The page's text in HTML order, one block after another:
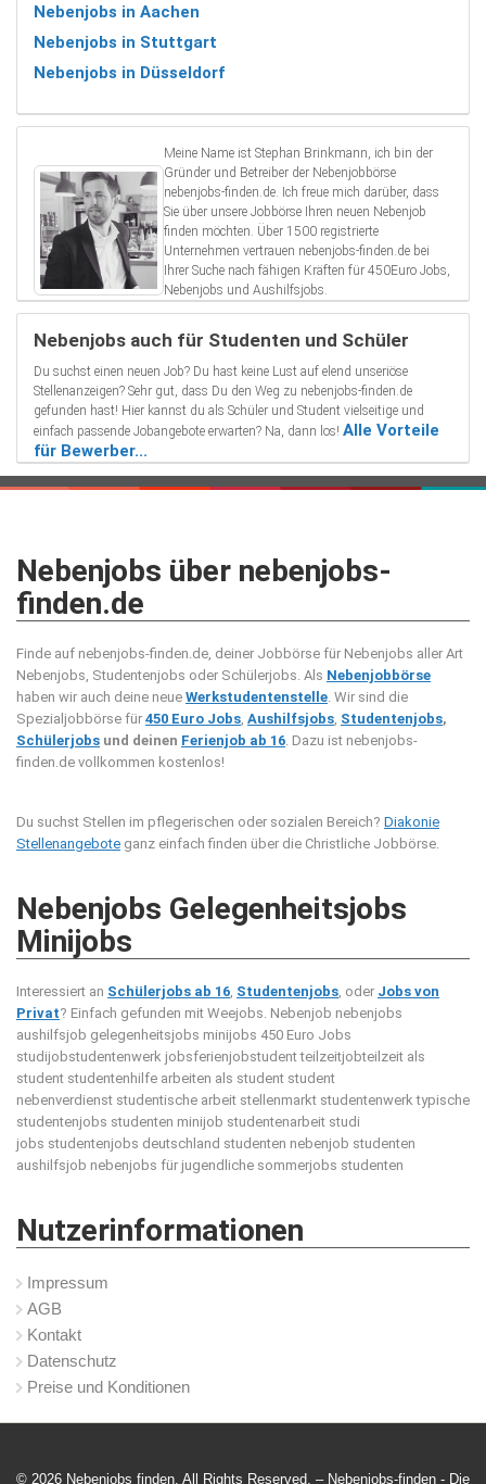
Nebenjobs in Aachen
Nebenjobs in Stuttgart
Nebenjobs in Düsseldorf
Meine Name ist Stephan Brinkmann, ich bin der
Gründer und Betreiber der Nebenjobbörse
nebenjobs-finden.de. Ich freue mich darüber, dass
Sie über unsere Jobbörse Ihren neuen Nebenjob
finden möchten. Über 1500 registrierte
Unternehmen vertrauen nebenjobs-finden.de bei
Ihrer Suche nach fähigen Kräften für 450Euro Jobs,
Nebenjobs und Aushilfsjobs.
Nebenjobs auch für Studenten und Schüler
Du suchst einen neuen Job? Du hast keine Lust auf elend unseriöse
Stellenanzeigen? Sehr gut, dass Du den Weg zu nebenjobs-finden.de
gefunden hast! Hier kannst du als Schüler und Student vielseitige und
einfach passende Jobangebote erwarten? Na, dann los! Alle Vorteile
für Bewerber...
Nebenjobs über nebenjobs-
finden.de
Finde auf nebenjobs-finden.de, deiner Jobbörse für Nebenjobs aller Art
Nebenjobs, Studentenjobs oder Schülerjobs. Als Nebenjobbörse
haben wir auch deine neue Werkstudentenstelle. Wir sind die
Spezialjobbörse für 450 Euro Jobs, Aushilfsjobs, Studentenjobs,
Schülerjobs und deinen Ferienjob ab 16. Dazu ist nebenjobs-
finden.de vollkommen kostenlos!
Du suchst Stellen im pflegerischen oder sozialen Bereich? Diakonie
Stellenangebote ganz einfach finden über die Christliche Jobbörse.
Nebenjobs Gelegenheitsjobs
Minijobs
Interessiert an Schülerjobs ab 16, Studentenjobs, oder Jobs von
Privat? Einfach gefunden mit Weejobs. Nebenjob nebenjobs
aushilfsjob gelegenheitsjobs minijobs 450 Euro Jobs
studijobstudentenwerk jobsferienjobstudent teilzeitjobteilzeit als
student studentenhilfe arbeiten als student student
nebenverdienst studentische arbeit stellenmarkt studentenwerk typische
studentenjobs studenten minijob studentenarbeit studi
jobs studentenjobs deutschland studenten nebenjob studenten
aushilfsjob nebenjobs für jugendliche sommerjobs studenten
Nutzerinformationen
Impressum
AGB
Kontakt
Datenschutz
Preise und Konditionen
© 2026 Nebenjobs finden. All Rights Reserved. – Nebenjobs-finden - Die